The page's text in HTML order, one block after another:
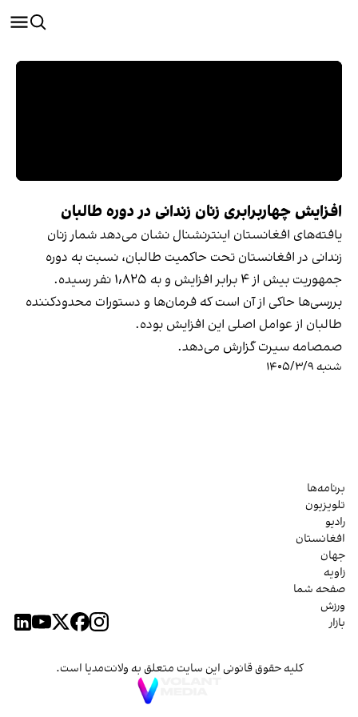
افزایش چهاربرابری زنان زندانی در دوره طالبان
یافته‌های افغانستان اینترنشنال نشان می‌دهد شمار زنان
زندانی در افغانستان تحت حاکمیت طالبان، نسبت به دوره
جمهوریت بیش از ۴ برابر افزایش و به ۱٬۸۲۵ نفر رسیده.
بررسی‌ها حاکی از آن است که فرمان‌ها و دستورات محدودکننده
طالبان از عوامل اصلی این افزایش بوده.
صمصامه سیرت گزارش می‌دهد.
شنبه ۱۴۰۵/۳/۹
برنامه‌ها
تلویزیون
رادیو
افغانستان
جهان
زاویه
صفحه شما
ورزش
بازار
کلیه حقوق قانونی این سایت متعلق به ولانت‌مدیا است.